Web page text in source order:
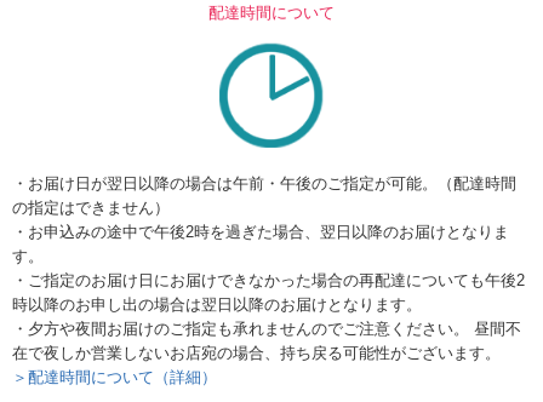
配達時間について
・お届け日が翌日以降の場合は午前・午後のご指定が可能。（配達時間
の指定はできません）
・お申込みの途中で午後2時を過ぎた場合、翌日以降のお届けとなりま
す。
・ご指定のお届け日にお届けできなかった場合の再配達についても午後2
時以降のお申し出の場合は翌日以降のお届けとなります。
・夕方や夜間お届けのご指定も承れませんのでご注意ください。 昼間不
在で夜しか営業しないお店宛の場合、持ち戻る可能性がございます。
＞配達時間について（詳細）